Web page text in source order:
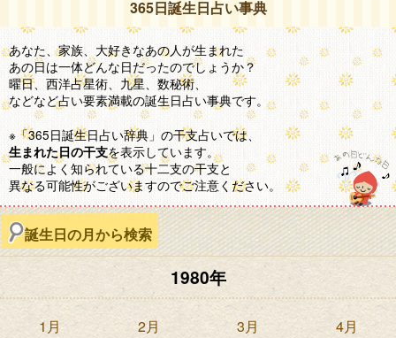
365日誕生日占い事典
あなた、家族、大好きなあの人が生まれた
あの日は一体どんな日だったのでしょうか？
曜日、西洋占星術、九星、数秘術、
などなど占い要素満載の誕生日占い事典です。
※「365日誕生日占い辞典」の干支占いでは、
生まれた日の干支を表示しています。
一般によく知られている十二支の干支と
異なる可能性がございますのでご注意ください。
誕生日の月から検索
1980年
1月 2月 3月
4月